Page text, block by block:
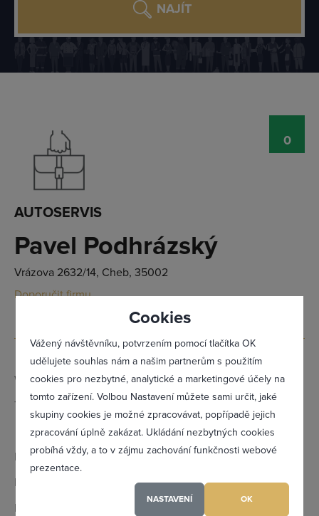
Cookies
Vážený návštěvníku, potvrzením pomocí tlačítka OK
udělujete souhlas nám a našim partnerům s použitím
cookies pro nezbytné, analytické a marketingové účely na
tomto zařízení. Volbou Nastavení můžete sami určit, jaké
skupiny cookies je možné zpracovávat, popřípadě jejich
zpracování úplně zakázat. Ukládání nezbytných cookies
probíhá vždy, a to v zájmu zachování funkčnosti webové
prezentace.
NASTAVENÍ OK
NAJÍT
AUTOSERVIS
Pavel Podhrázský
Vrázova 2632/14, Cheb, 35002
Doporučit firmu
0
Web:
www.autopodhrazsky.cz/
Telefon:
776 635 438
Email:
podhrazskypavel@seznam.cz
IČ:
10339400
DIČ:
Zapomněl(a) jsem heslo
Registrovat se